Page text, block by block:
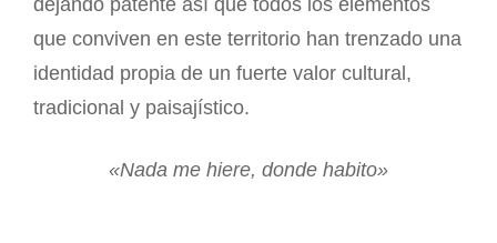
que conviven en este territorio han trenzado una
identidad propia de un fuerte valor cultural,
tradicional y paisajístico.
«Nada me hiere, donde habito»